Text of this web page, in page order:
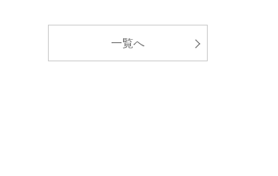
一覧へ